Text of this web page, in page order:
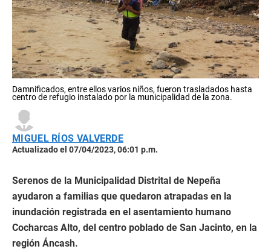
Damnificados, entre ellos varios niños, fueron trasladados hasta
centro de refugio instalado por la municipalidad de la zona.
MIGUEL RÍOS VALVERDE
Actualizado el 07/04/2023, 06:01 p.m.
Serenos de la Municipalidad Distrital de Nepeña
ayudaron a familias que quedaron atrapadas en la
inundación registrada en el asentamiento humano
Cocharcas Alto, del centro poblado de San Jacinto, en la
región Áncash.